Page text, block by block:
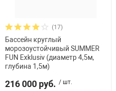
(17)
Бассейн круглый
морозоустойчивый SUMMER
FUN Exklusiv (диаметр 4,5м,
глубина 1,5м)
216 000 руб. / шт.